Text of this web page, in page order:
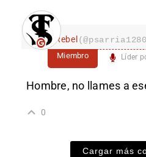
Rebel
Miembro Líder
Hombre, no llames a
0
Cargar más